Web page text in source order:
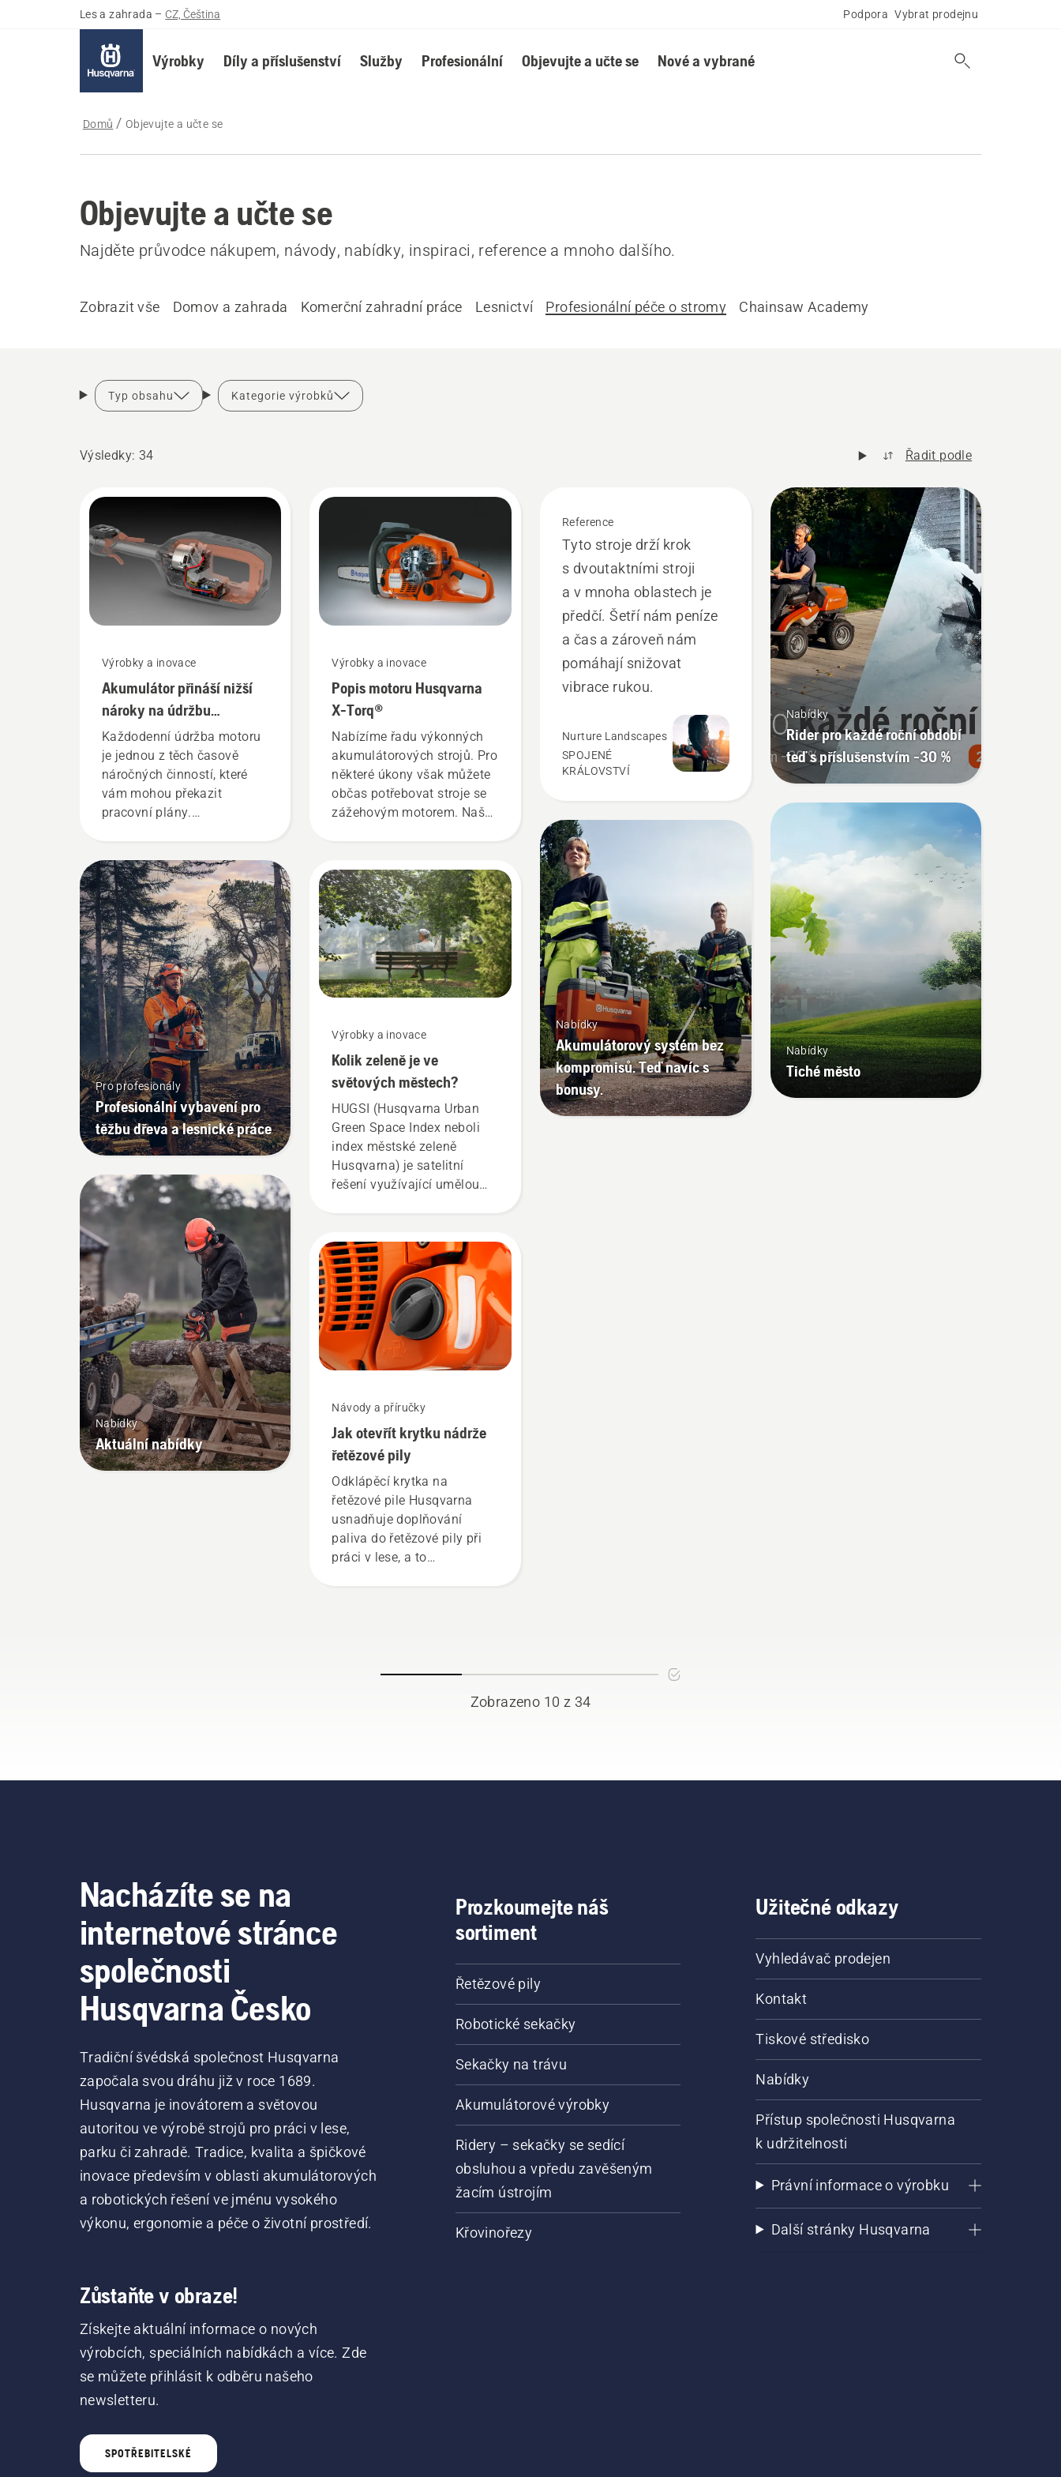
Les a zahrada – CZ, Čeština Podpora Vybrat prodejnu
Výrobky Díly a příslušenství Služby Profesionální Objevujte a učte se Nové a vybrané
Domů Objevujte a učte se
Objevujte a učte se
Najděte průvodce nákupem, návody, nabídky, inspiraci, reference a mnoho dalšího.
Zobrazit vše Domov a zahrada Komerční zahradní práce Lesnictví Profesionální péče o stromy Chainsaw Academy
Typ obsahu Kategorie výrobků
Výsledky: 34 Řadit podle
Výrobky a inovace
Akumulátor přináší nižší
nároky na údržbu
a příjemnější pracovní den
Každodenní údržba motoru
je jednou z těch časově
náročných činností, které
vám mohou překazit
pracovní plány.
mnohem méně časté.
Pro profesionály
Profesionální vybavení pro
těžbu dřeva a lesnické práce
Nabídky
Aktuální nabídky
Výrobky a inovace
Popis motoru Husqvarna
X-Torq®
Nabízíme řadu výkonných
akumulátorových strojů. Pro
některé úkony však můžete
občas potřebovat stroje se
zážehovým motorem. Naše
spalování poskytne
potřebný výkon a točivý
moment.
Výrobky a inovace
Kolik zeleně je ve
světových městech?
HUGSI (Husqvarna Urban
Green Space Index neboli
index městské zeleně
Husqvarna) je satelitní
řešení využívající umělou
světě prostřednictvím
zobrazení zelených ploch
z výšky. Cílem je napomoci
ochraně a zlepšení růstu
a také údržbě zelených
ploch v městských
oblastech.
Návody a příručky
Jak otevřít krytku nádrže
řetězové pily
Odklápěcí krytka na
řetězové pile Husqvarna
usnadňuje doplňování
paliva do řetězové pily při
práci v lese, a to
Reference
Tyto stroje drží krok
s dvoutaktními stroji
a v mnoha oblastech je
předčí. Šetří nám peníze
a čas a zároveň nám
pomáhají snižovat
vibrace rukou.
Nurture Landscapes
SPOJENÉ
KRÁLOVSTVÍ
Nabídky
Akumulátorový systém bez
kompromisů. Teď navíc s
bonusy.
Nabídky
Rider pro každé roční období
teď s příslušenstvím -30 %
Nabídky
Tiché město
Zobrazeno 10 z 34
Nacházíte se na
internetové stránce
společnosti
Husqvarna Česko
Tradiční švédská společnost Husqvarna
započala svou dráhu již v roce 1689.
Husqvarna je inovátorem a světovou
autoritou ve výrobě strojů pro práci v lese,
parku či zahradě. Tradice, kvalita a špičkové
inovace především v oblasti akumulátorových
a robotických řešení ve jménu vysokého
výkonu, ergonomie a péče o životní prostředí.
Zůstaňte v obraze!
Získejte aktuální informace o nových
výrobcích, speciálních nabídkách a více. Zde
se můžete přihlásit k odběru našeho
newsletteru.
SPOTŘEBITELSKÉ
Prozkoumejte náš
sortiment
Řetězové pily
Robotické sekačky
Sekačky na trávu
Akumulátorové výrobky
Ridery – sekačky se sedící
obsluhou a vpředu zavěšeným
žacím ústrojím
Křovinořezy
Užitečné odkazy
Vyhledávač prodejen
Kontakt
Tiskové středisko
Nabídky
Přístup společnosti Husqvarna
k udržitelnosti
Právní informace o výrobku
Další stránky Husqvarna